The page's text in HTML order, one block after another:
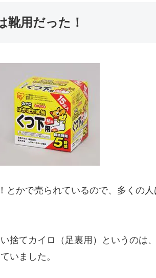
靴用だった！
とかで売られているので、多くの
捨てカイロ（足裏用）というのは
いました。